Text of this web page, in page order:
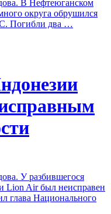
В Нефтеюганском
округа обрушился
Погибли два …
У разбившегося
Lion Air был неисправен
глава Национального